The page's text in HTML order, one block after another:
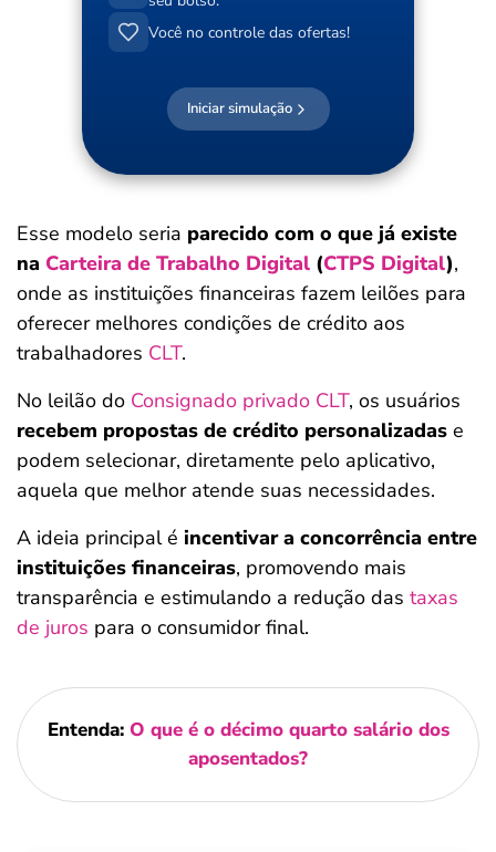
Você no controle das ofertas!
Iniciar simulação
Esse modelo seria parecido com o que já existe
na Carteira de Trabalho Digital (CTPS Digital),
onde as instituições financeiras fazem leilões para
oferecer melhores condições de crédito aos
trabalhadores CLT.
No leilão do Consignado privado CLT, os usuários
recebem propostas de crédito personalizadas e
podem selecionar, diretamente pelo aplicativo,
aquela que melhor atende suas necessidades.
A ideia principal é incentivar a concorrência entre
instituições financeiras, promovendo mais
transparência e estimulando a redução das taxas
de juros para o consumidor final.
Entenda: O que é o décimo quarto salário dos
aposentados?